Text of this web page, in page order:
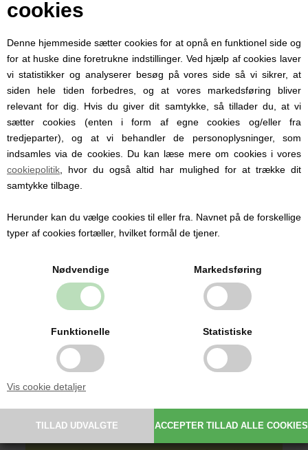
cookies
Denne hjemmeside sætter cookies for at opnå en funktionel side og
for at huske dine foretrukne indstillinger. Ved hjælp af cookies laver
vi statistikker og analyserer besøg på vores side så vi sikrer, at
siden hele tiden forbedres, og at vores markedsføring bliver
relevant for dig. Hvis du giver dit samtykke, så tillader du, at vi
sætter cookies (enten i form af egne cookies og/eller fra
tredjeparter), og at vi behandler de personoplysninger, som
indsamles via de cookies. Du kan læse mere om cookies i vores
cookiepolitik , hvor du også altid har mulighed for at trække dit
samtykke tilbage.
Herunder kan du vælge cookies til eller fra. Navnet på de forskellige
typer af cookies fortæller, hvilket formål de tjener.
Nødvendige Markedsføring
Funktionelle Statistiske
Vis cookie detaljer
udstyret med sikkerheds- og lufthuller.
Brug kun de dertil beregnede
sutteholdere, som er testet i henhold til
EN 12586. Sæt aldrig uautoriserede bånd
eller snore fast i sutten, da det kan
medføre kvælningsfare.
navn
Hos Babysutten specialiserer vi os i
tilbyder blandt andet sutter med navn,
nusseklude og babytæpper, hvor du kan få
indgraveret eller broderet barnets navn og
Personlige produkter gør hverdagen
nemmere og er samtidig en oplagt gaveidé
til barsel, dåb og babyshower.
Se alle produkter med navn her